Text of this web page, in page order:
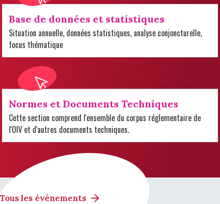
Base de données et statistiques
Situation annuelle, données statistiques, analyse conjoncturelle,
focus thématique
Normes et Documents Techniques
Cette section comprend l'ensemble du corpus réglementaire de
l'OIV et d'autres documents techniques.
Tous les événements